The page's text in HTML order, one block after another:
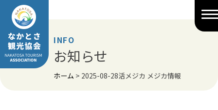
Skip
content
INFO
お知らせ
ホーム > 2025-08-28活メジカ メジカ情報